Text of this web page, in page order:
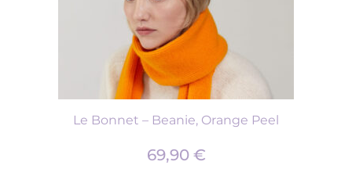
Le Bonnet – Beanie, Orange Peel
69,90 €